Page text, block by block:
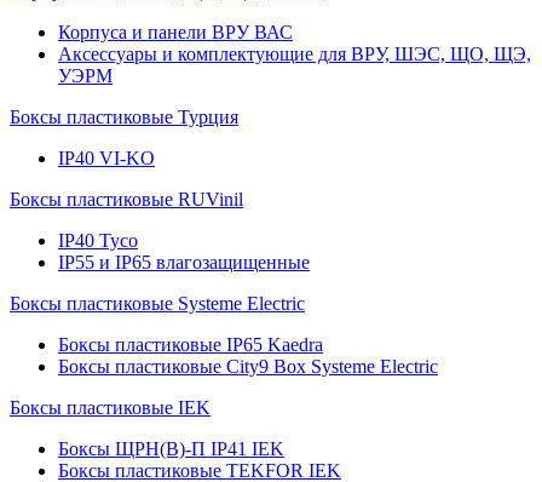
Корпуса и панели ВРУ ВАС
Аксессуары и комплектующие для ВРУ, ШЭС, ЩО, ЩЭ,
УЭРМ
Боксы пластиковые Турция
IP40 VI-KO
Боксы пластиковые RUVinil
IP40 Тусо
IP55 и IP65 влагозащищенные
Боксы пластиковые Systeme Electric
Боксы пластиковые IP65 Kaedra
Боксы пластиковые City9 Box Systeme Electric
Боксы пластиковые IEK
Боксы ЩРН(В)-П IP41 IEK
Боксы пластиковые TEKFOR IEK